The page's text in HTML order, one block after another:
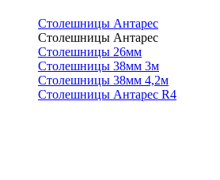
Столешницы Антарес
Столешницы Антарес
Столешницы 26мм
Столешницы 38мм 3м
Столешницы 38мм 4,2м
Столешницы Антарес R4